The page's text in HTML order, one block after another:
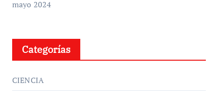
mayo 2024
Categorías
CIENCIA